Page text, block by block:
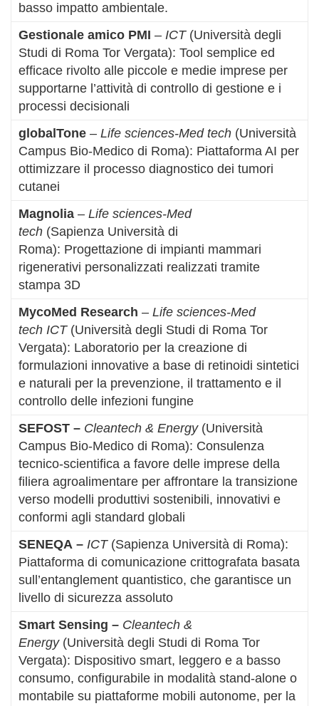
basso impatto ambientale.
Gestionale amico PMI – ICT (Università degli
Studi di Roma Tor Vergata): Tool semplice ed
efficace rivolto alle piccole e medie imprese per
supportarne l’attività di controllo di gestione e i
processi decisionali
globalTone – Life sciences-Med tech (Università
Campus Bio-Medico di Roma): Piattaforma AI per
ottimizzare il processo diagnostico dei tumori
cutanei
Magnolia – Life sciences-Med
tech (Sapienza Università di
Roma): Progettazione di impianti mammari
rigenerativi personalizzati realizzati tramite
stampa 3D
MycoMed Research – Life sciences-Med
tech ICT(Università degli Studi di Roma Tor
Vergata): Laboratorio per la creazione di
formulazioni innovative a base di retinoidi sintetici
e naturali per la prevenzione, il trattamento e il
controllo delle infezioni fungine
SEFOST – Cleantech & Energy (Università
Campus Bio-Medico di Roma): Consulenza
tecnico-scientifica a favore delle imprese della
filiera agroalimentare per affrontare la transizione
verso modelli produttivi sostenibili, innovativi e
conformi agli standard globali
SENEQA – ICT(Sapienza Università di Roma):
Piattaforma di comunicazione crittografata basata
sull’entanglement quantistico, che garantisce un
livello di sicurezza assoluto
Smart Sensing – Cleantech &
Energy (Università degli Studi di Roma Tor
Vergata): Dispositivo smart, leggero e a basso
consumo, configurabile in modalità stand-alone o
montabile su piattaforme mobili autonome, per la